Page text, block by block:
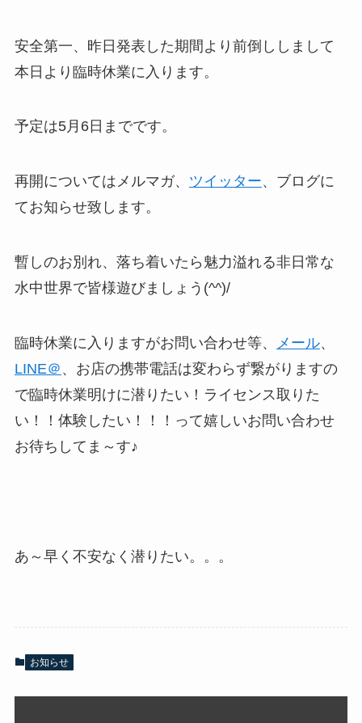
安全第一、昨日発表した期間より前倒ししまして
本日より臨時休業に入ります。
予定は5月6日までです。
再開についてはメルマガ、 ツイッター、ブログに
てお知らせ致します。
暫しのお別れ、落ち着いたら魅力溢れる非日常な
水中世界で皆様遊びましょう(^^)/
臨時休業に入りますがお問い合わせ等、 メール、
LINE＠ 、お店の携帯電話は変わらず繋がりますの
で臨時休業明けに潜りたい！ライセンス取りた
い！！体験したい！！！って嬉しいお問い合わせ
お待ちしてま～す♪
あ～早く不安なく潜りたい。。。
お知らせ